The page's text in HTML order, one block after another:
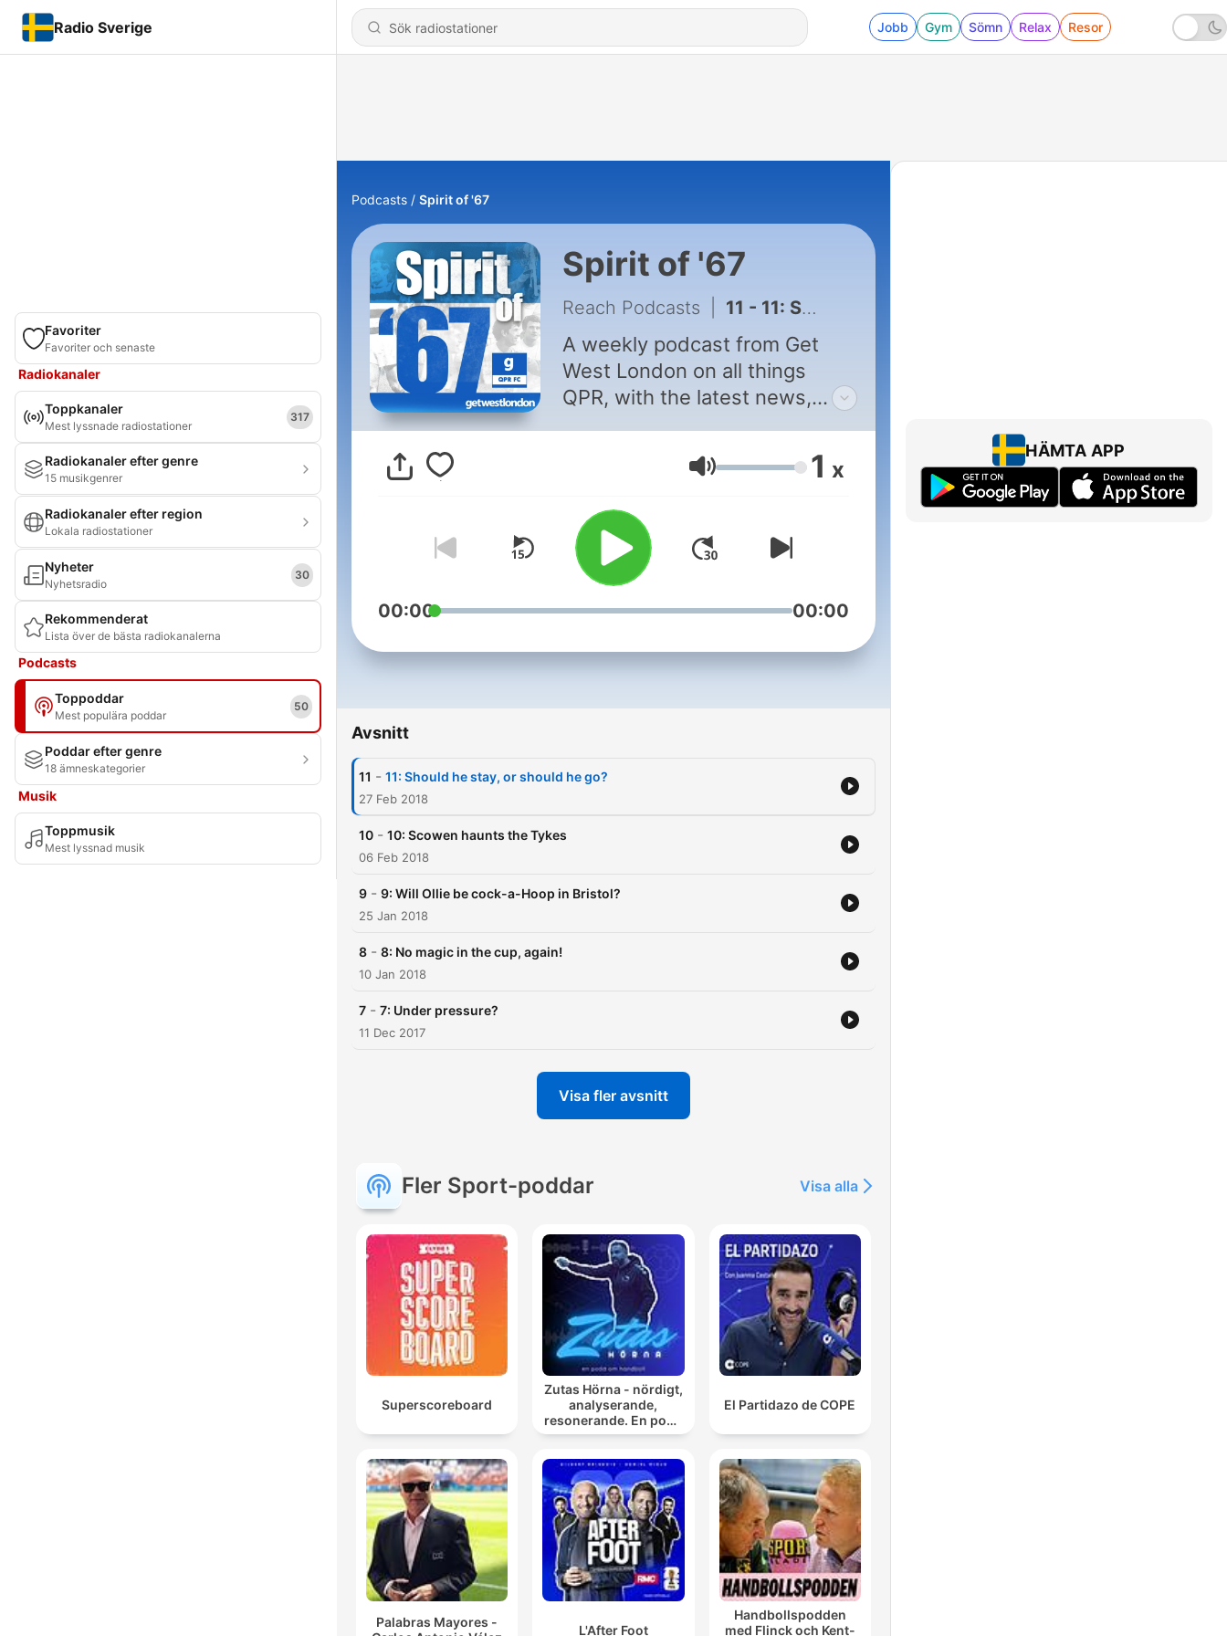
Radio Sverige Jobb Gym Sömn Relax Resor
Favoriter
Favoriter och senaste
Radiokanaler
Toppkanaler
Mest lyssnade radiostationer
317
Radiokanaler efter genre
15 musikgenrer
Radiokanaler efter region
Lokala radiostationer
Nyheter
Nyhetsradio
30
Rekommenderat
Lista över de bästa radiokanalerna
Podcasts
Toppoddar
Mest populära poddar
50
Poddar efter genre
18 ämneskategorier
Musik
Toppmusik
Mest lyssnad musik
Podcasts Spirit of '67
Spirit of '67
Reach Podcasts 11 - 11: Should he stay, or should he go?
A weekly podcast from Get
West London on all things
QPR, with the latest news,
Volym 1 x
00:00 00:00
Avsnitt
11 - 11: Should he stay, or should he go?
27 Feb 2018
10 - 10: Scowen haunts the Tykes
06 Feb 2018
9 - 9: Will Ollie be cock-a-Hoop in Bristol?
25 Jan 2018
8 - 8: No magic in the cup, again!
10 Jan 2018
7 - 7: Under pressure?
11 Dec 2017
Visa fler avsnitt
Fler Sport-poddar Visa alla
Superscoreboard
Zutas Hörna - nördigt,
analyserande,
resonerande. En podd
om handboll.
El Partidazo de COPE
Palabras Mayores -
L'After Foot
Handbollspodden
med Flinck och Kent-
HÄMTA APP